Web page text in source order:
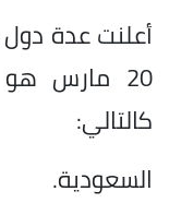
أعلنت عدة
20 مارس
كالتالي:
السعودية.